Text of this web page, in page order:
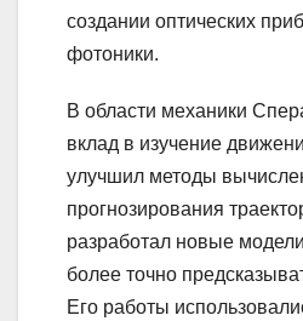
создании оптических
фотоники.
В области механики
вклад в изучение
улучшил методы
прогнозирования
разработал новые
более точно
Его работы